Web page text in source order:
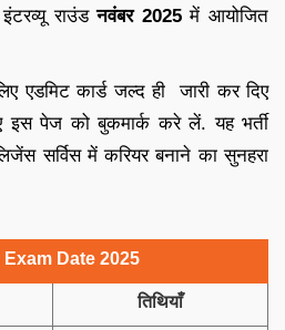
राउंडनवंबर 2025में आयोजित
एडमिट कार्ड जल्द ही जारी कर दिए
पेज को बुकमार्क करे लें. यह भर्ती
सर्विस में करियर बनाने का सुनहरा
Exam Date 2025
तिथियाँ